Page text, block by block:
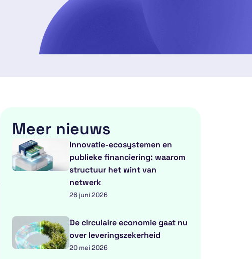
Meer nieuws
Innovatie-ecosystemen en
publieke financiering: waarom
structuur het wint van
netwerk
26 juni 2026
De circulaire economie gaat nu
over leveringszekerheid
20 mei 2026